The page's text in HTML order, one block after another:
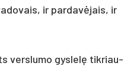
ir par­davė­jais, ir
vers­lu­mo gys­lelę tik­riau­